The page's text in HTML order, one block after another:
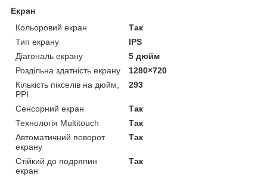
Екран
Кольоровий екран
Так
Тип екрану
IPS
Діагональ екрану
5 дюйм
Роздільна здатність екрану
1280×720
Кількість пікселів на дюйм,
PPI
293
Сенсорний екран
Так
Технологія Multitouch
Так
Автоматичний поворот
екрану
Так
Стійкий до подряпин
екран
Так